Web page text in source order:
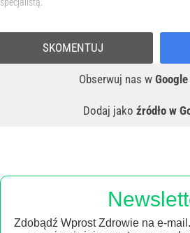
specjalistą.
Obserwuj nas w
Dodaj jako źródło w
SKOMENTUJ
Zdobądź Wprost Zdrowie na e-